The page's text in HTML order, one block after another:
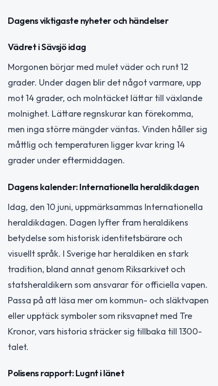
Dagens viktigaste nyheter och händelser
Vädret i Sävsjö idag
Morgonen börjar med mulet väder och runt 12
grader. Under dagen blir det något varmare, upp
mot 14 grader, och molntäcket lättar till växlande
molnighet. Lättare regnskurar kan förekomma,
men inga större mängder väntas. Vinden håller sig
måttlig och temperaturen ligger kvar kring 14
grader under eftermiddagen.
Dagens kalender: Internationella heraldikdagen
Idag, den 10 juni, uppmärksammas Internationella
heraldikdagen. Dagen lyfter fram heraldikens
betydelse som historisk identitetsbärare och
visuellt språk. I Sverige har heraldiken en stark
tradition, bland annat genom Riksarkivet och
statsheraldikern som ansvarar för officiella vapen.
Passa på att läsa mer om kommun- och släktvapen
eller upptäck symboler som riksvapnet med Tre
Kronor, vars historia sträcker sig tillbaka till 1300-
talet.
Polisens rapport: Lugnt i länet